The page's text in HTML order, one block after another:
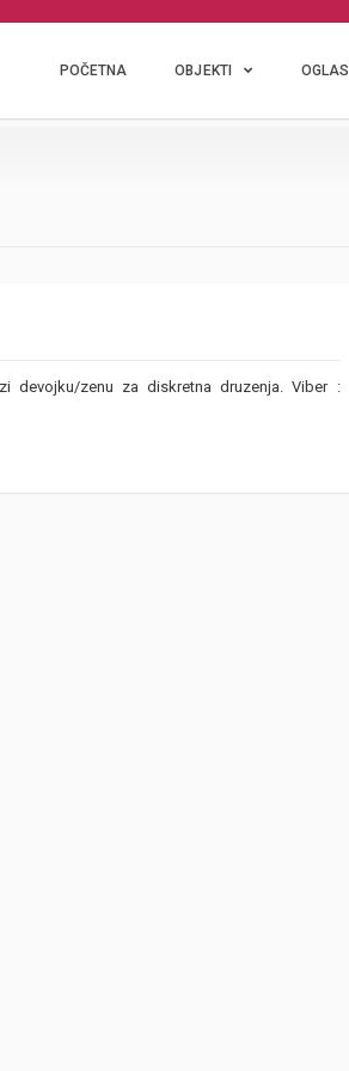
POČETNA OBJEKTI OGLASI
devojku/zenu za diskretna druzenja. Viber :